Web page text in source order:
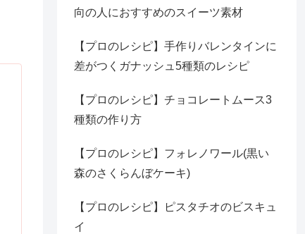
向の人におすすめのスイーツ素材
【プロのレシピ】手作りバレンタインに
差がつくガナッシュ5種類のレシピ
【プロのレシピ】チョコレートムース3
種類の作り方
【プロのレシピ】フォレノワール(黒い
森のさくらんぼケーキ)
【プロのレシピ】ピスタチオのビスキュ
イ